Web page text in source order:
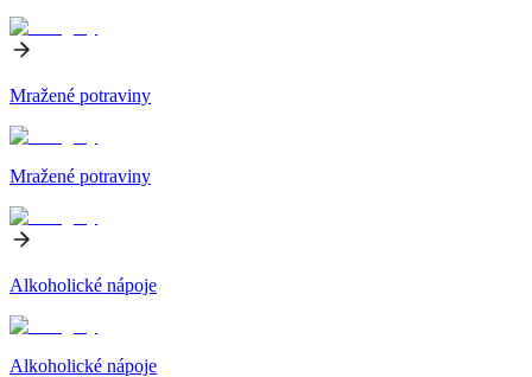
Mražené potraviny
Mražené potraviny
Alkoholické nápoje
Alkoholické nápoje